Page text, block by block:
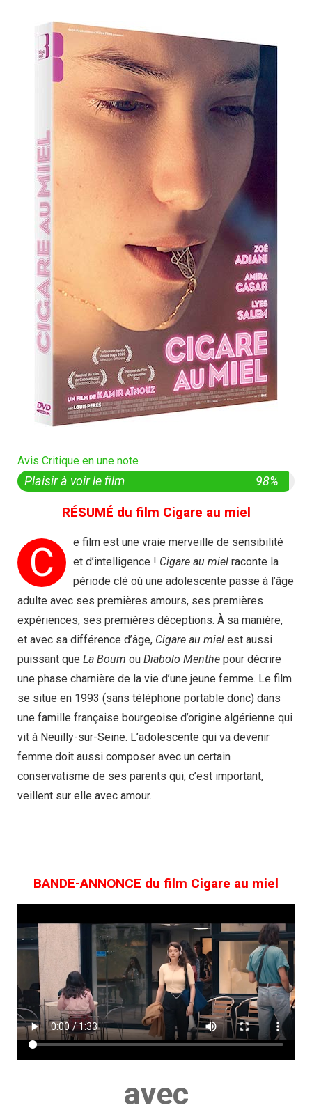
Avis Critique en une note
Plaisir à voir le film 98%
RÉSUMÉ du film Cigare au miel
C
e film est une vraie merveille de sensibilité
et d’intelligence ! Cigare au miel raconte la
période clé où une adolescente passe à l’âge
adulte avec ses premières amours, ses premières
expériences, ses premières déceptions. À sa manière,
et avec sa différence d’âge, Cigare au miel est aussi
puissant que La Boum ou Diabolo Menthe pour décrire
une phase charnière de la vie d’une jeune femme. Le film
se situe en 1993 (sans téléphone portable donc) dans
une famille française bourgeoise d’origine algérienne qui
vit à Neuilly-sur-Seine. L’adolescente qui va devenir
femme doit aussi composer avec un certain
conservatisme de ses parents qui, c’est important,
veillent sur elle avec amour.
BANDE-ANNONCE du film Cigare au miel
avec